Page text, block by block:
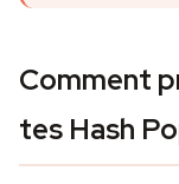
Comment
tes Hash